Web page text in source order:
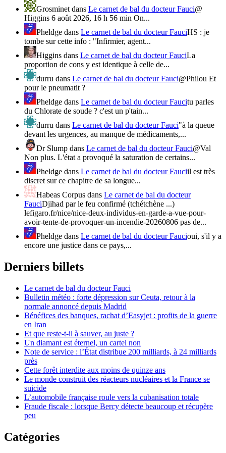
Grosminet dans Le carnet de bal du docteur Fauci@
Higgins 6 août 2026, 16 h 56 min On...
Pheldge dans Le carnet de bal du docteur FauciHS : je
tombe sur cette info : "Infirmier, agent...
Higgins dans Le carnet de bal du docteur FauciLa
proportion de cons y est identique à celle de...
durru dans Le carnet de bal du docteur Fauci@Philou Et
pour le pneumatit ?
Pheldge dans Le carnet de bal du docteur Faucitu parles
du Chlorate de soude ? c'est un p'tain...
durru dans Le carnet de bal du docteur Fauci"à la queue
devant les urgences, au manque de médicaments,...
Dr Slump dans Le carnet de bal du docteur Fauci@Val
Non plus. L'état a provoqué la saturation de certains...
Pheldge dans Le carnet de bal du docteur Fauciil est très
discret sur ce chapitre de sa longue...
Habeas Corpus dans Le carnet de bal du docteur
FauciDjihad par le feu confirmé (tchétchène ...)
lefigaro.fr/nice/nice-deux-individus-en-garde-a-vue-pour-
avoir-tente-de-provoquer-un-incendie-20260806 pas de...
Pheldge dans Le carnet de bal du docteur Faucioui, s'il y a
encore une justice dans ce pays,...
Derniers billets
Le carnet de bal du docteur Fauci
Bulletin météo : forte dépression sur Ceuta, retour à la
normale annoncé depuis Madrid
Bénéfices des banques, rachat d’Easyjet : profits de la guerre
en Iran
Et que reste-t-il à sauver, au juste ?
Un diamant est éternel, un cartel non
Note de service : l’État distribue 200 milliards, à 24 milliards
près
Cette forêt interdite aux moins de quinze ans
Le monde construit des réacteurs nucléaires et la France se
suicide
L’automobile française roule vers la cubanisation totale
Fraude fiscale : lorsque Bercy détecte beaucoup et récupère
peu
Catégories